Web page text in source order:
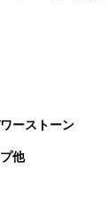
ーストーン
他